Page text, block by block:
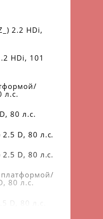
2.2 HDi,
HDi, 101
л.с.
80 л.с.
2.5 D, 80 л.с.
2.5 D, 80 л.с.
платформой/
80 л.с.
D, 80 л.с.